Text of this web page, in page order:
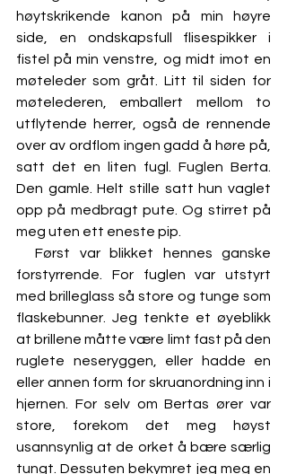
høytskrikende kanon på min høyre
side, en ondskapsfull flisespikker i
fistel på min venstre, og midt imot en
møteleder som gråt. Litt til siden for
møtelederen, emballert mellom to
utflytende herrer, også de rennende
over av ordflom ingen gadd å høre på,
satt det en liten fugl. Fuglen Berta.
Den gamle. Helt stille satt hun vaglet
opp på medbragt pute. Og stirret på
meg uten ett eneste pip.
forstyrrende. For fuglen var utstyrt
med brilleglass så store og tunge som
flaskebunner. Jeg tenkte et øyeblikk
at brillene måtte være limt fast på den
ruglete neseryggen, eller hadde en
eller annen form for skruanordning inn i
hjernen. For selv om Bertas ører var
store, forekom det meg høyst
usannsynlig at de orket å bære særlig
tungt. Dessuten bekymret jeg meg en